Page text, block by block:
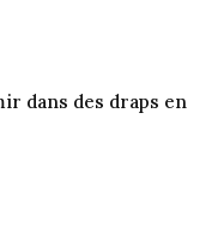
dans des draps en